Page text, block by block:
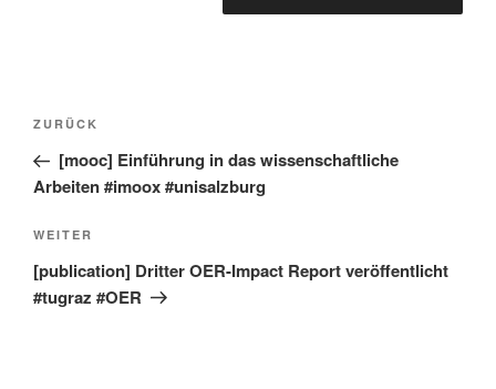
Beitragsnavigation
Vorheriger
Beitrag
ZURÜCK
[mooc] Einführung in das wissenschaftliche
Arbeiten #imoox #unisalzburg
Nächster
Beitrag
WEITER
[publication] Dritter OER-Impact Report veröffentlicht
#tugraz #OER